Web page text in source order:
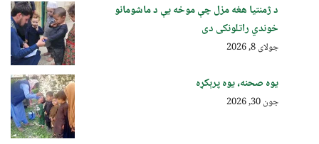
د ژمنتیا هغه مزل چې موخه یې د ماشومانو
خوندي راتلونکی دی
جولای 8, 2026
یوه صحنه، یوه پرېکړه
جون 30, 2026